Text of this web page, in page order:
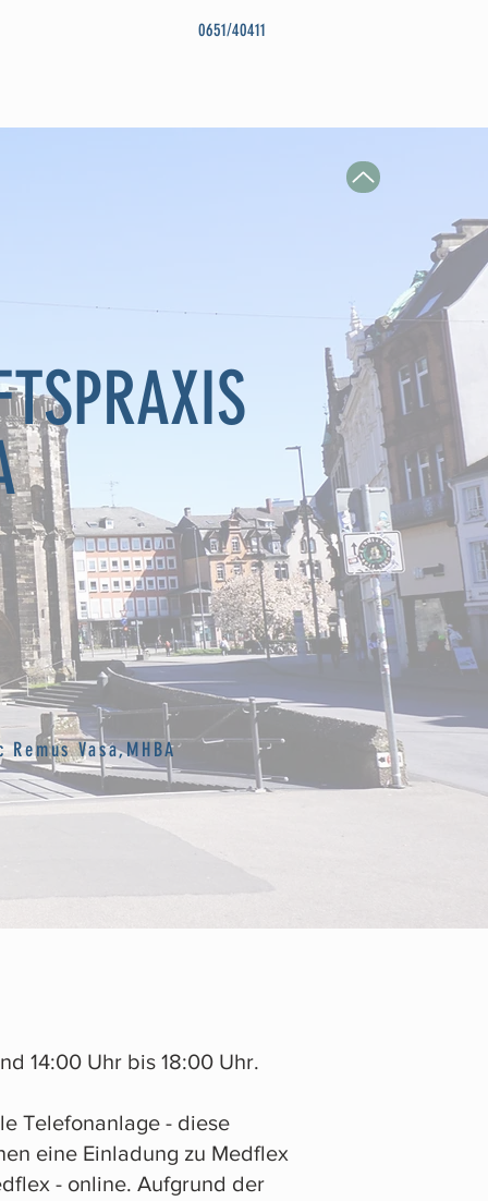
0651/40411
Vasa,MHBA
14:00 Uhr bis 18:00 Uhr.
Telefonanlage - diese
eine Einladung zu Medflex
- online. Aufgrund der